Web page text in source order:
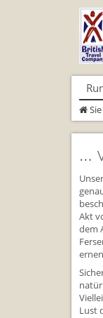
…
Akt
dem
Lust